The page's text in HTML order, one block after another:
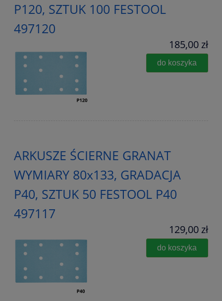
P120, SZTUK 100 FESTOOL
497120
185,00 zł
do koszyka
ARKUSZE ŚCIERNE GRANAT
WYMIARY 80x133, GRADACJA
P40, SZTUK 50 FESTOOL P40
497117
129,00 zł
do koszyka